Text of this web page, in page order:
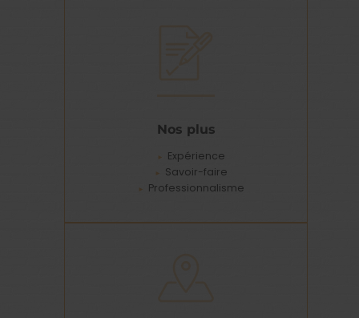
Nos plus
Expérience
Savoir-faire
Professionnalisme